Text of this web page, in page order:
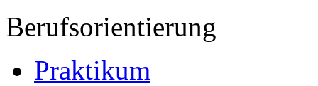
Berufsorientierung
Praktikum